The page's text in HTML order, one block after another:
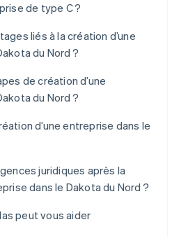
de type C ?
liés à la création d’une
du Nord ?
de création d’une
du Nord ?
d’une entreprise dans le
juridiques après la
dans le Dakota du Nord ?
peut vous aider